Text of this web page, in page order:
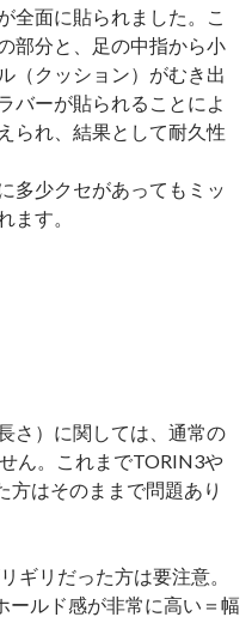
全面に貼られました。こ
部分と、足の中指から小
（クッション）がむき出
バーが貼られることによ
られ、結果として耐久性
多少クセがあってもミッ
ます。
さ）に関しては、通常の
ん。これまでTORIN3や
はそのままで問題あり
ギリだった方は要注意。
ールド感が非常に高い＝幅